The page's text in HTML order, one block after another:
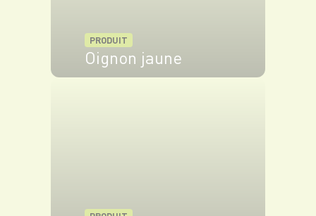
PRODUIT
Oignon jaune